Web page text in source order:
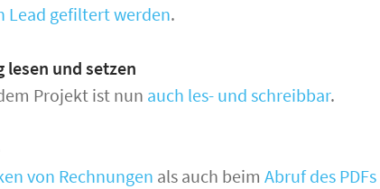
Lead gefiltert werden.
und setzen
Projekt ist nun auch les- und schreibbar.
von Rechnungen als auch beim Abruf des PDFs